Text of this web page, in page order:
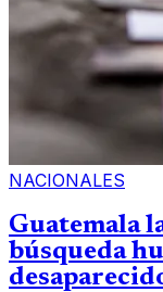
NACIONALES
Guatemala
búsqueda